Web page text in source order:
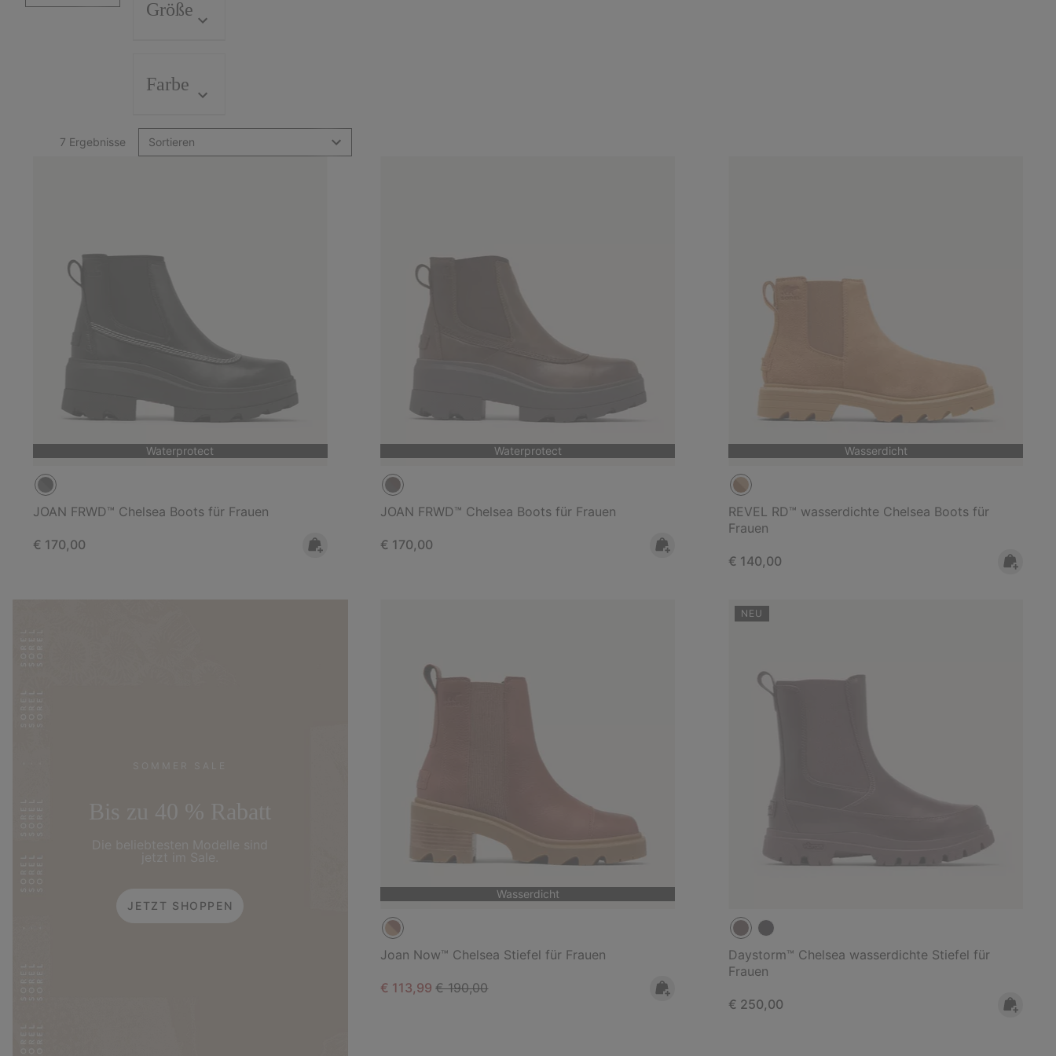
Größe
Farbe
7 Ergebnisse Sortieren
Waterprotect
JOAN FRWD™ Chelsea Boots für Frauen
Regular price:
€ 170,00
Waterprotect
JOAN FRWD™ Chelsea Boots für Frauen
Regular price:
€ 170,00
Wasserdicht
REVEL RD™ wasserdichte Chelsea Boots für
Frauen
Regular price:
€ 140,00
JETZT SHOPPEN
Wasserdicht
Joan Now™ Chelsea Stiefel für Frauen
Sale price:
€ 113,99Regular price:
€ 190,00
NEU
Daystorm™ Chelsea wasserdichte Stiefel für
Frauen
Regular price:
€ 250,00